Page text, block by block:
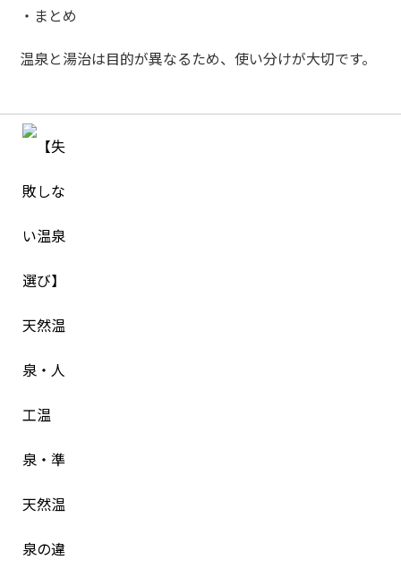
・まとめ
温泉と湯治は目的が異なるため、使い分けが大切です。